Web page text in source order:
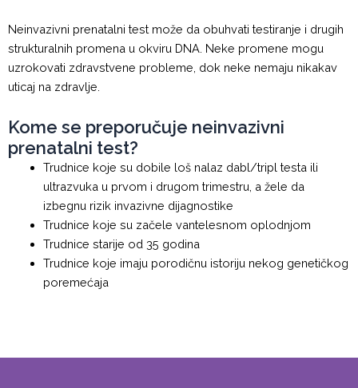
Neinvazivni prenatalni test može da obuhvati testiranje i drugih
strukturalnih promena u okviru DNA. Neke promene mogu
uzrokovati zdravstvene probleme, dok neke nemaju nikakav
uticaj na zdravlje.
Kome se preporučuje neinvazivni
prenatalni test?
Trudnice koje su dobile loš nalaz dabl/tripl testa ili
ultrazvuka u prvom i drugom trimestru, a žele da
izbegnu rizik invazivne dijagnostike
Trudnice koje su začele vantelesnom oplodnjom
Trudnice starije od 35 godina
Trudnice koje imaju porodičnu istoriju nekog genetičkog
poremećaja